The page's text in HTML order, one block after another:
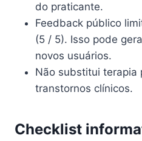
do praticante.
Feedback público
(5 / 5). Isso pode
novos usuários.
Não substitui terapia
transtornos clínicos.
Checklist